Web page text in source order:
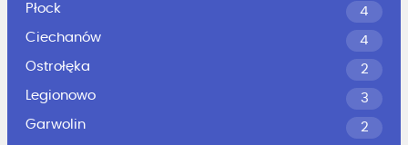
Płock
4
Ciechanów
4
Ostrołęka
2
Legionowo
3
Garwolin
2